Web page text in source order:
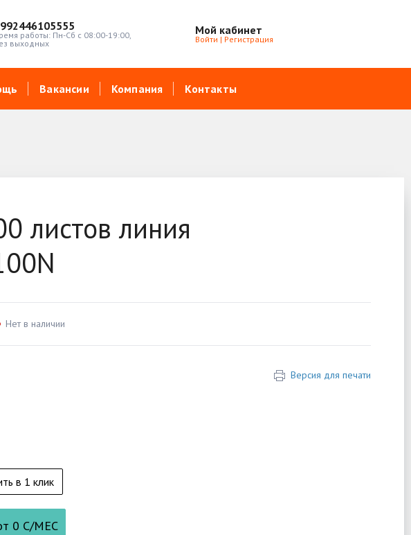
работы: Пн-Сб с 08:00-19:00,
выходных
Мой кабинет
Войти | Регистрация
Вакансии Компания Контакты
листов линия
Нет в наличии
Версия для печати
в 1 клик
0 С/МЕС